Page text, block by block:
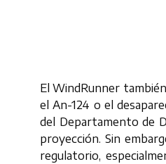
El WindRunner
el An-124 o el
del Departamento de
proyección. Sin
regulatorio,